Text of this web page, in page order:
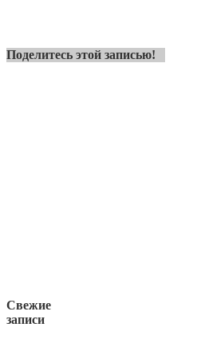
Поделитесь этой записью!
Свежие
записи